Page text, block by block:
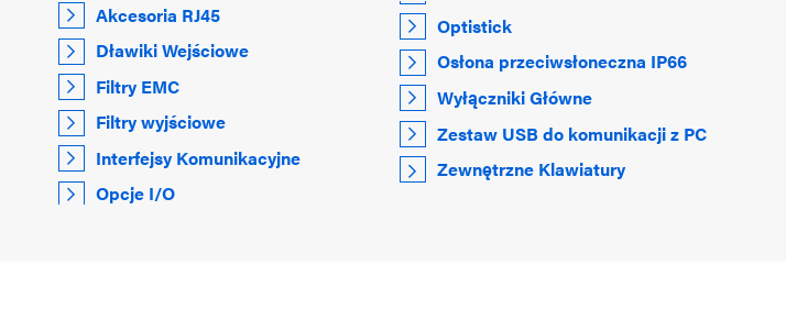
Akcesoria RJ45
Dławiki Wejściowe
Filtry EMC
Filtry wyjściowe
Interfejsy Komunikacyjne
Opcje I/O
Optistick
Osłona przeciwsłoneczna IP66
Wyłączniki Główne
Zestaw USB do komunikacji z PC
Zewnętrzne Klawiatury